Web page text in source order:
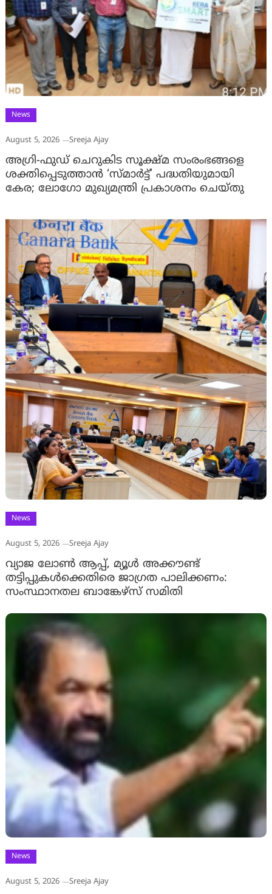
News
August 5, 2026 Sreeja Ajay
അഗ്രി-ഫുഡ് ചെറുകിട സൂക്ഷ്മ സംരംഭങ്ങളെ
ശക്തിപ്പെടുത്താന്‍ ‘സ്മാര്‍ട്ട്’ പദ്ധതിയുമായി
കേര; ലോഗോ മുഖ്യമന്ത്രി പ്രകാശനം ചെയ്തു
News
August 5, 2026 Sreeja Ajay
വ്യാജ ലോൺ ആപ്പ്, മ്യൂൾ അക്കൗണ്ട്
തട്ടിപ്പുകൾക്കെതിരെ ജാ​ഗ്രത പാലിക്കണം:
സംസ്ഥാനതല ബാങ്കേഴ്സ് സമിതി
News
August 5, 2026 Sreeja Ajay